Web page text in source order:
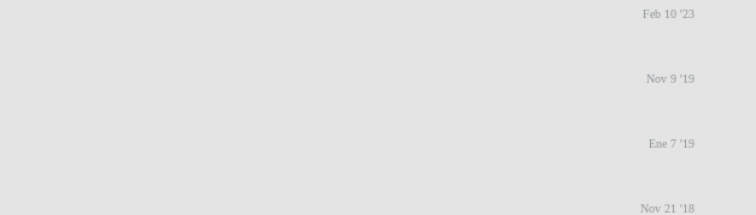
Feb 10 '23
Nov 9 '19
Ene 7 '19
Nov 21 '18